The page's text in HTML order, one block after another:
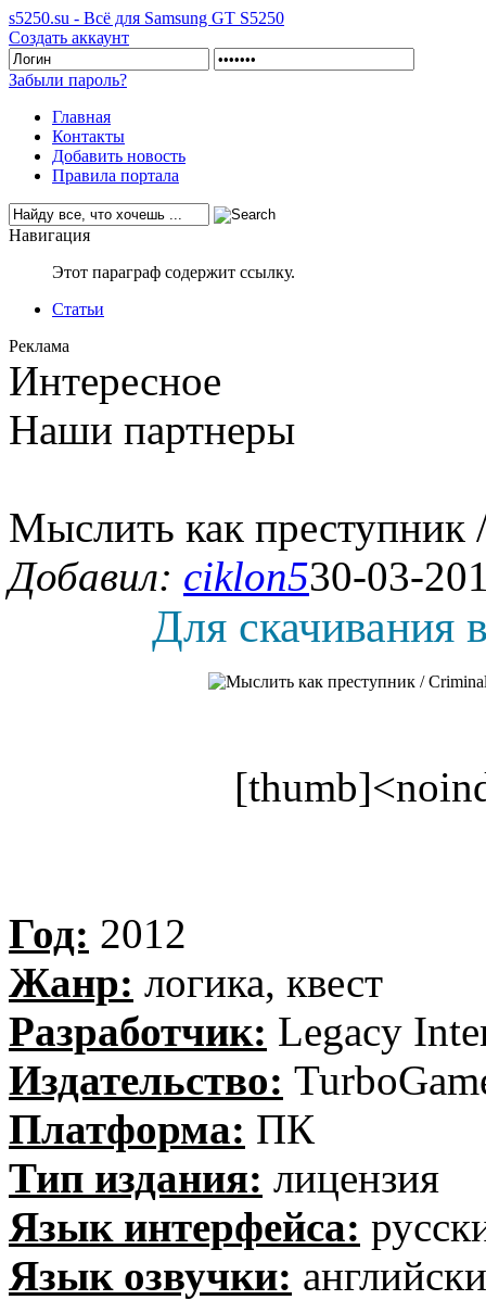
s5250.su - Всё для Samsung GT S5250
Создать аккаунт
Забыли пароль?
Главная
Контакты
Добавить новость
Правила портала
Навигация
Этот параграф содержит ссылку.
Статьи
Реклама
Интересное
Наши партнеры
Мыслить как
Добавил: ciklon530-03-
Для скачивания
Год: 2012
Жанр: логика, квест
Разработчик: Legacy
Издательство:
Платформа: ПК
Тип издания: лицензия
Язык интерфейса:
Язык озвучки: